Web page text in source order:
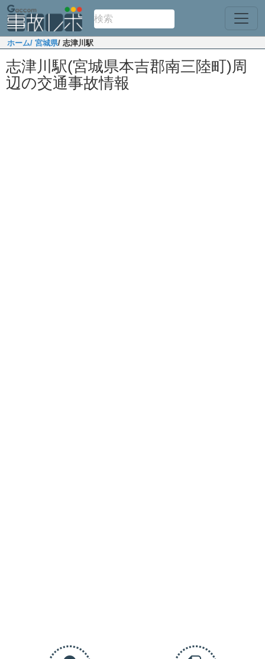
ホーム/ 宮城県/ 志津川駅
志津川駅(宮城県本吉郡南三陸町)周
辺の交通事故情報